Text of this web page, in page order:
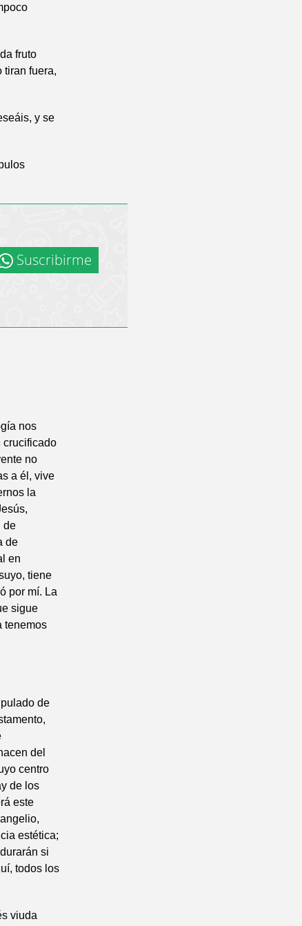
fruto
tiran fuera,
y se
Suscribirme
nos
crucificado
no
a él, vive
la
de
de
en
tiene
por mí. La
sigue
tenemos
de
del
centro
de los
este
estética;
si
todos los
viuda